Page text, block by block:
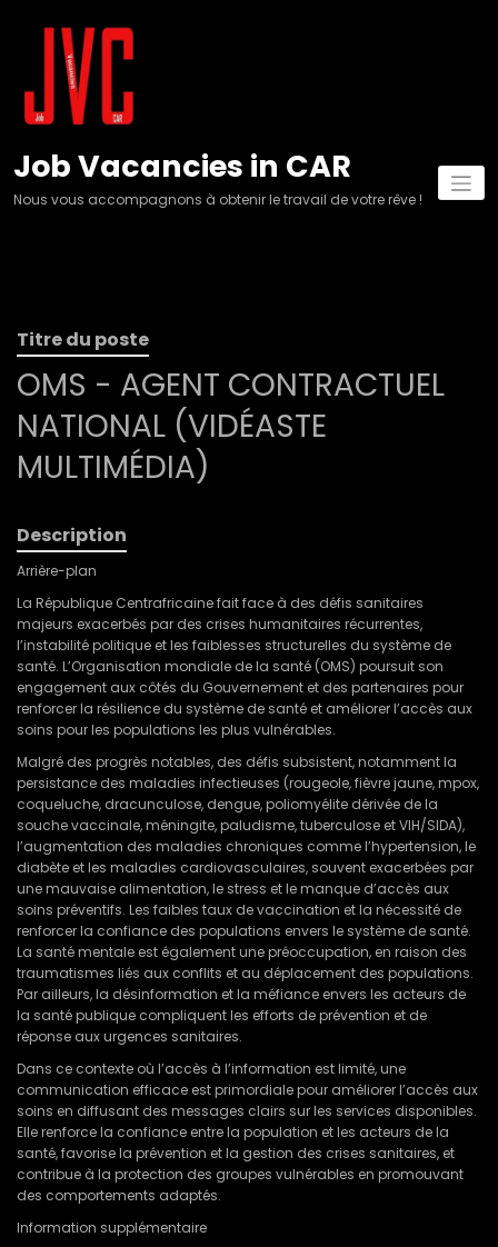
Job Vacancies in CAR
Nous vous accompagnons à obtenir le travail de votre rêve !
Titre du poste
OMS - AGENT CONTRACTUEL
NATIONAL (VIDÉASTE
MULTIMÉDIA)
Description
Arrière-plan
La République Centrafricaine fait face à des défis sanitaires
majeurs exacerbés par des crises humanitaires récurrentes,
l’instabilité politique et les faiblesses structurelles du système de
santé. L’Organisation mondiale de la santé (OMS) poursuit son
engagement aux côtés du Gouvernement et des partenaires pour
renforcer la résilience du système de santé et améliorer l’accès aux
soins pour les populations les plus vulnérables.
Malgré des progrès notables, des défis subsistent, notamment la
persistance des maladies infectieuses (rougeole, fièvre jaune, mpox,
coqueluche, dracunculose, dengue, poliomyélite dérivée de la
souche vaccinale, méningite, paludisme, tuberculose et VIH/SIDA),
l’augmentation des maladies chroniques comme l’hypertension, le
diabète et les maladies cardiovasculaires, souvent exacerbées par
une mauvaise alimentation, le stress et le manque d’accès aux
soins préventifs. Les faibles taux de vaccination et la nécessité de
renforcer la confiance des populations envers le système de santé.
La santé mentale est également une préoccupation, en raison des
traumatismes liés aux conflits et au déplacement des populations.
Par ailleurs, la désinformation et la méfiance envers les acteurs de
la santé publique compliquent les efforts de prévention et de
réponse aux urgences sanitaires.
Dans ce contexte où l’accès à l’information est limité, une
communication efficace est primordiale pour améliorer l’accès aux
soins en diffusant des messages clairs sur les services disponibles.
Elle renforce la confiance entre la population et les acteurs de la
santé, favorise la prévention et la gestion des crises sanitaires, et
contribue à la protection des groupes vulnérables en promouvant
des comportements adaptés.
Information supplémentaire